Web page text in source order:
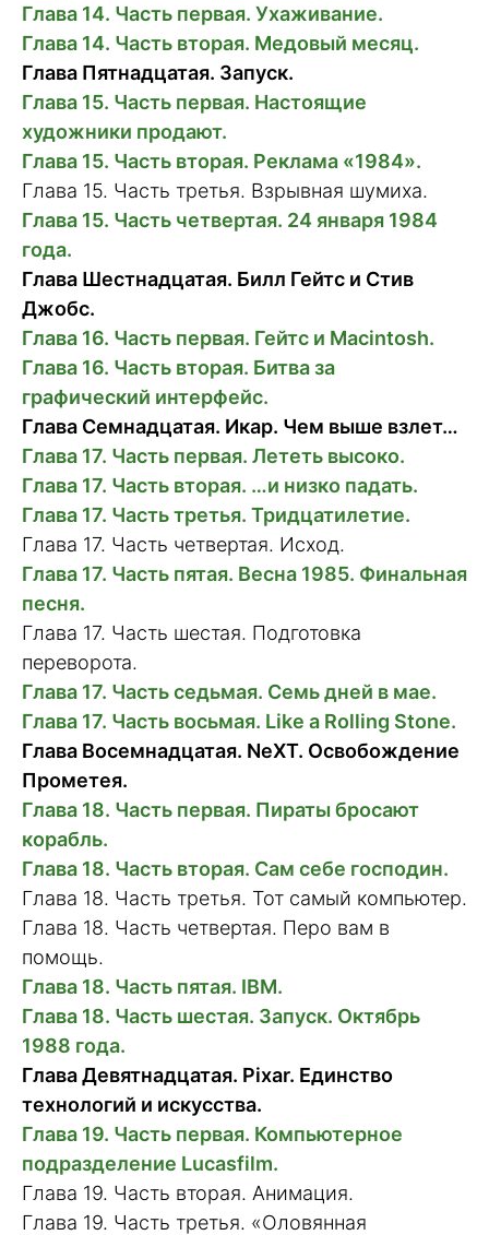
Глава 14. Часть первая. Ухаживание.
Глава 14. Часть вторая. Медовый месяц.
Глава Пятнадцатая. Запуск.
Глава 15. Часть первая. Настоящие
художники продают.
Глава 15. Часть вторая. Реклама «1984».
Глава 15. Часть третья. Взрывная шумиха.
Глава 15. Часть четвертая. 24 января 1984
года.
Глава Шестнадцатая. Билл Гейтс и Стив
Джобс.
Глава 16. Часть первая. Гейтс и Macintosh.
Глава 16. Часть вторая. Битва за
графический интерфейс.
Глава Семнадцатая. Икар. Чем выше взлет…
Глава 17. Часть первая. Лететь высоко.
Глава 17. Часть вторая. …и низко падать.
Глава 17. Часть третья. Тридцатилетие.
Глава 17. Часть четвертая. Исход.
Глава 17. Часть пятая. Весна 1985. Финальная
песня.
Глава 17. Часть шестая. Подготовка
переворота.
Глава 17. Часть седьмая. Семь дней в мае.
Глава 17. Часть восьмая. Like a Rolling Stone.
Глава Восемнадцатая. NeXT. Освобождение
Прометея.
Глава 18. Часть первая. Пираты бросают
корабль.
Глава 18. Часть вторая. Сам себе господин.
Глава 18. Часть третья. Тот самый компьютер.
Глава 18. Часть четвертая. Перо вам в
помощь.
Глава 18. Часть пятая. IBM.
Глава 18. Часть шестая. Запуск. Октябрь
1988 года.
Глава Девятнадцатая. Pixar. Единство
технологий и искусства.
Глава 19. Часть первая. Компьютерное
подразделение Lucasfilm.
Глава 19. Часть вторая. Анимация.
Глава 19. Часть третья. «Оловянная